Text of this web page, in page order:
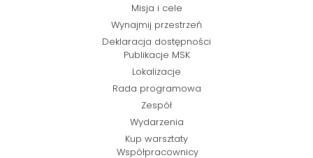
Misja i cele
Wynajmij przestrzeń
Deklaracja dostępności
Publikacje MSK
Lokalizacje
Rada programowa
Zespół
Wydarzenia
Kup warsztaty
Współpracownicy